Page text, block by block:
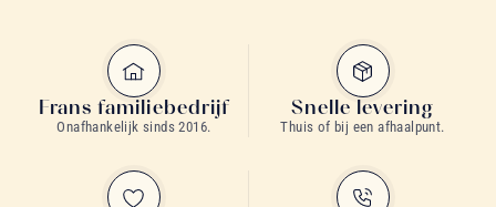
Frans familiebedrijf
Onafhankelijk sinds 2016.
Snelle levering
Thuis of bij een afhaalpunt.